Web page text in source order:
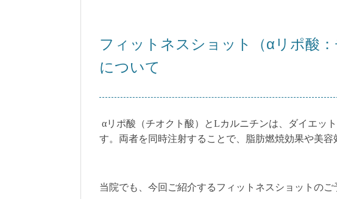
フィットネスショット（αリポ酸
について
αリポ酸（チオクト酸）とLカルニチンは、ダイエッ
す。両者を同時注射することで、脂肪燃焼効果や美容
当院でも、今回ご紹介するフィットネスショットのご